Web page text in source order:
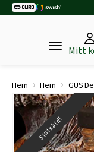
Mitt
Hem › Hem › GUS
Slutsåld!